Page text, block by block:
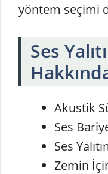
yöntem seçimi
Ses
Akustik
Ses
Ses
Zemin